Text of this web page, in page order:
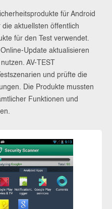
für Android
aktuellsten öffentlich
für den Test verwendet.
Update aktualisieren
AV-TEST
und prüfte die
Die Produkte mussten
Funktionen und